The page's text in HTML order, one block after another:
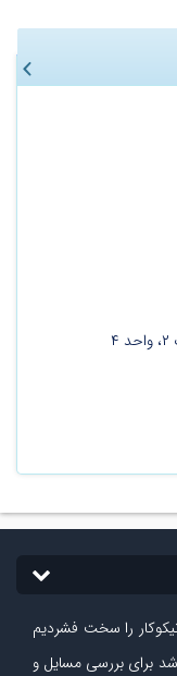
را سخت فشردیم
ماه ۱۳۹۲ نقشه راهی شد برای بررسی مسایل و